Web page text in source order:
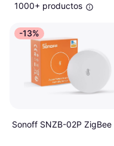
1000+ productos
-13%
Sonoff SNZB-02P ZigBee